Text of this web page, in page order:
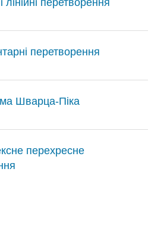
перетворення
перетворення
Шварца-Піка
перехресне